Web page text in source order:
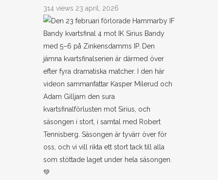
314 views 23 april, 2026